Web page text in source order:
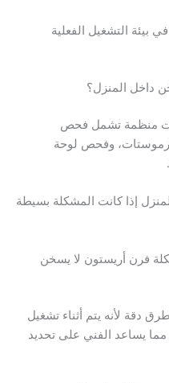
بيئة التشغيل الفعلية
داخل المنزل؟
منظمة تشمل فحص
وفحص لوحة
إذا كانت المشكلة بسيطة
فرن أريستون لا يسخن
دقة لأنه يتم أثناء تشغيل
مما يساعد الفني على تحديد